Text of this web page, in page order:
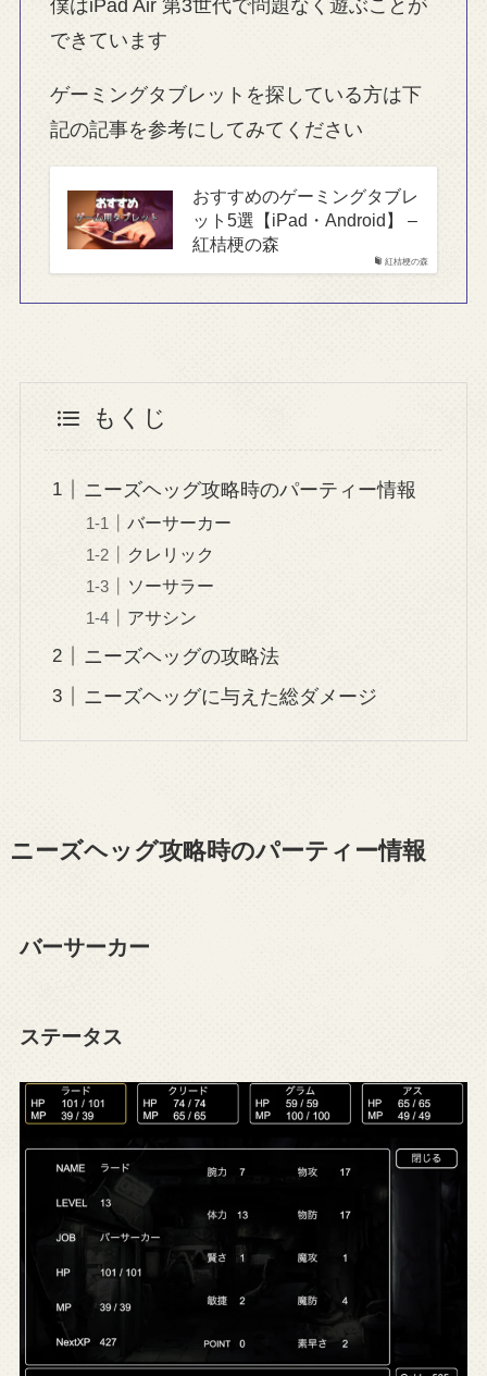
僕はiPad Air 第3世代で問題なく遊ぶことが
できています
ゲーミングタブレットを探している方は下
記の記事を参考にしてみてください
紅桔梗の森
おすすめのゲーミングタブレ
ット5選【iPad・Android】 –
紅桔梗の森
もくじ
ニーズヘッグ攻略時のパーティー情報
バーサーカー
クレリック
ソーサラー
アサシン
ニーズヘッグの攻略法
ニーズヘッグに与えた総ダメージ
ニーズヘッグ攻略時のパーティー情報
バーサーカー
ステータス